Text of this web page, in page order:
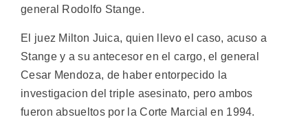
general Rodolfo Stange.
El juez Milton Juica, quien llevo el caso, acuso a
Stange y a su antecesor en el cargo, el general
Cesar Mendoza, de haber entorpecido la
investigacion del triple asesinato, pero ambos
fueron absueltos por la Corte Marcial en 1994.